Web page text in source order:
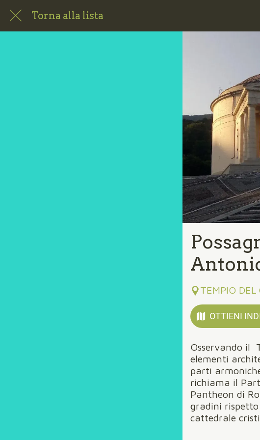
Torna alla lista
TEMPIO
OTTIENI
Osservando il
elementi
parti
richiama il
Pantheon di
gradini
cattedrale